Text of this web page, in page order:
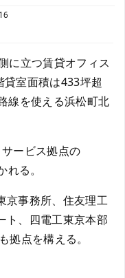
に立つ賃貸オフィス
貸室面積は433坪超
線を使える浜松町北
ービス拠点の
る。
京事務所、住友理工
ト、四電工東京本部
拠点を構える。